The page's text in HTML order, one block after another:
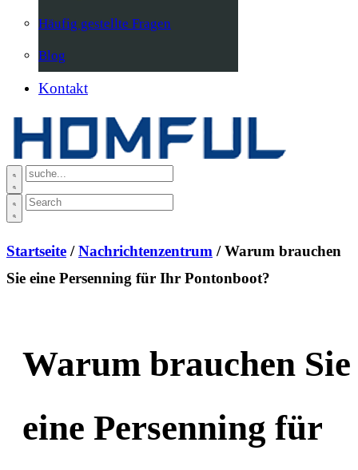
Häufig gestellte Fragen
Blog
Kontakt
Startseite /Nachrichtenzentrum / Warum brauchen
Sie eine Persenning für Ihr Pontonboot?
Warum brauchen Sie
eine Persenning für